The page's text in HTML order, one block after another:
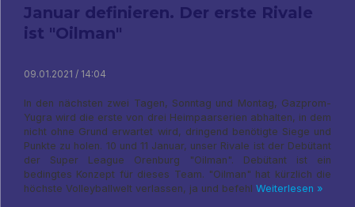
Januar definieren. Der erste Rivale
ist "Oilman"
09.01.2021 / 14:04
In den nächsten zwei Tagen, Sonntag und Montag, Gazprom-
Yugra wird die erste von drei Heimpaarserien abhalten, in dem
nicht ohne Grund erwartet wird, dringend benötigte Siege und
Punkte zu holen. 10 und 11 Januar, unser Rivale ist der Debütant
der Super League Orenburg "Oilman". Debütant ist ein
bedingtes Konzept für dieses Team. "Oilman" hat kürzlich die
höchste Volleyballwelt verlassen, ja und befehl Weiterlesen »